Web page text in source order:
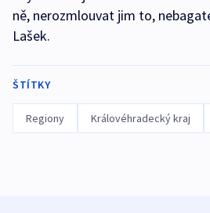
ně, nerozmlouvat jim to,
Lašek.
ŠTÍTKY
Regiony Královéhradecký kraj